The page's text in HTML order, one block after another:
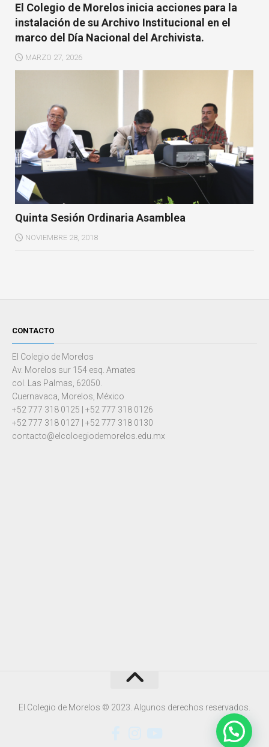
El Colegio de Morelos inicia acciones para la
instalación de su Archivo Institucional en el
marco del Día Nacional del Archivista.
MARZO 27, 2026
Quinta Sesión Ordinaria Asamblea
NOVIEMBRE 28, 2018
CONTACTO
El Colegio de Morelos
Av. Morelos sur 154 esq. Amates
col. Las Palmas, 62050.
Cuernavaca, Morelos, México
+52 777 318 0125 | +52 777 318 0126
+52 777 318 0127 | +52 777 318 0130
contacto@elcoloegiodemorelos.edu.mx
El Colegio de Morelos © 2023. Algunos derechos reservados.